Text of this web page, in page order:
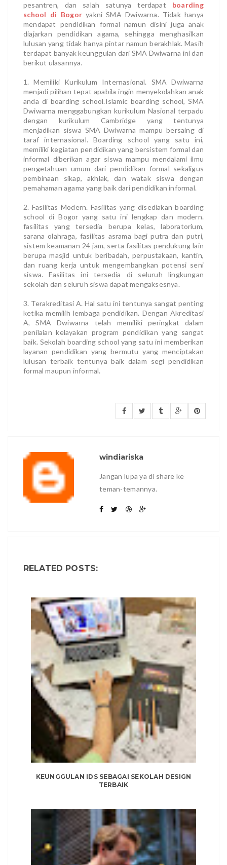
pesantren, dan salah satunya terdapat boarding
school di Bogor yakni SMA Dwiwarna. Tidak hanya
mendapat pendidikan formal namun disini juga anak
diajarkan pendidikan agama, sehingga menghasilkan
lulusan yang tidak hanya pintar namun berakhlak. Masih
terdapat banyak keunggulan dari SMA Dwiwarna ini dan
berikut ulasannya.
1. Memiliki Kurikulum Internasional. SMA Dwiwarna
menjadi pilihan tepat apabila ingin menyekolahkan anak
anda di boarding school.Islamic boarding school, SMA
Dwiwarna menggabungkan kurikulum Nasional terpadu
dengan kurikulum Cambridge yang tentunya
menjadikan siswa SMA Dwiwarna mampu bersaing di
taraf internasional. Boarding school yang satu ini,
memiliki kegiatan pendidikan yang bersistem formal dan
informal diberikan agar siswa mampu mendalami ilmu
pengetahuan umum dari pendidikan formal sekaligus
pembinaan sikap, akhlak, dan watak siswa dengan
pemahaman agama yang baik dari pendidikan informal.
2. Fasilitas Modern. Fasilitas yang disediakan boarding
school di Bogor yang satu ini lengkap dan modern.
fasilitas yang tersedia berupa kelas, laboratorium,
sarana olahraga, fasilitas asrama bagi putra dan putri,
sistem keamanan 24 jam, serta fasilitas pendukung lain
berupa masjid untuk beribadah, perpustakaan, kantin,
dan ruang kerja untuk mengembangkan potensi seni
siswa. Fasilitas ini tersedia di seluruh lingkungan
sekolah dan seluruh siswa dapat mengaksesnya.
3. Terakreditasi A. Hal satu ini tentunya sangat penting
ketika memilih lembaga pendidikan. Dengan Akreditasi
A, SMA Dwiwarna telah memiliki peringkat dalam
penilaian kelayakan program pendidikan yang sangat
baik. Sekolah boarding school yang satu ini memberikan
layanan pendidikan yang bermutu yang menciptakan
lulusan terbaik tentunya baik dalam segi pendidikan
formal maupun informal.
windiariska
Jangan lupa ya di share ke
teman-temannya.
RELATED POSTS:
KEUNGGULAN IDS SEBAGAI SEKOLAH DESIGN
TERBAIK